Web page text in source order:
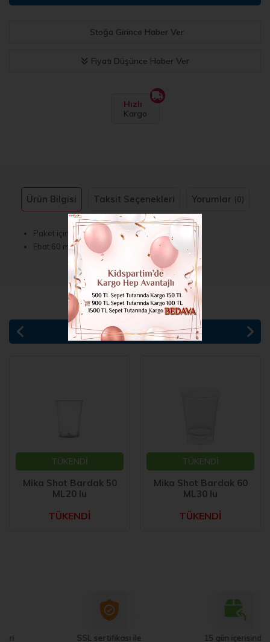
Stoğa Girince Haber Ver
Fiyatı Düşünce Haber Ver
Hızlı
Kargo
Ürün Bilgisi Taksit Seçenekleri Yorumlar (0)
Paket içinde 25 adet bulunur.
Ebat:60 ml 4,5 × 4,5 cm yükseklik 4,5 cm
BENZER ÜRÜNLER
TÜKENDİ
Mika Shot Bardak 50
ML20 lu
TÜKENDİ
TÜKENDİ
Mika Shot Bardak 60
ML30 lu
TÜKENDİ
SSL sertifikası ile
15 gün içerisinde